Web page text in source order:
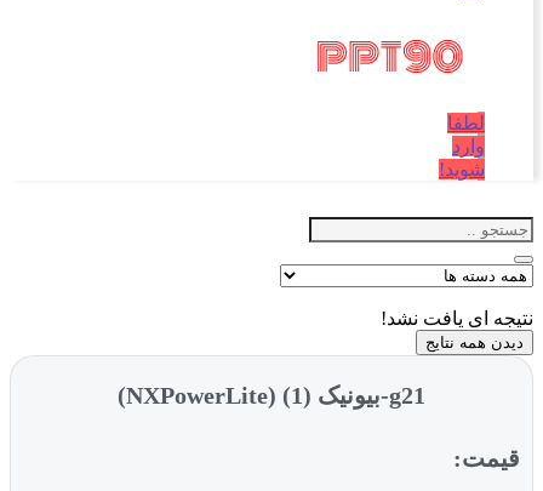
لطفا
وارد
شوید!
نتیجه ای یافت نشد!
دیدن همه نتایج
g21-بیونیک (1) (NXPowerLite)
قیمت: